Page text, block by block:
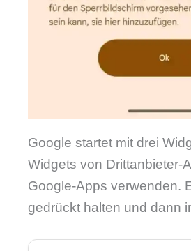
Google startet mit drei
Widgets von Drittanbieter-
Google-Apps verwenden.
gedrückt halten und dann